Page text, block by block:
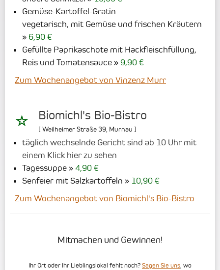
Gemüse-Kartoffel-Gratin
vegetarisch, mit Gemüse und frischen Kräutern
6,90 €
Gefüllte Paprikaschote mit Hackfleischfüllung,
Reis und Tomatensauce
9,90 €
Zum Wochenangebot von Vinzenz Murr
Biomichl's Bio-Bistro
[ Weilheimer Straße 39 Murnau ]
täglich wechselnde Gericht sind ab 10 Uhr mit
einem Klick hier zu sehen
Tagessuppe
4,90 €
Senfeier mit Salzkartoffeln
10,90 €
Zum Wochenangebot von Biomichl's Bio-Bistro
Mitmachen und Gewinnen!
Ihr Ort oder Ihr Lieblingslokal fehlt noch? Sagen Sie uns , wo